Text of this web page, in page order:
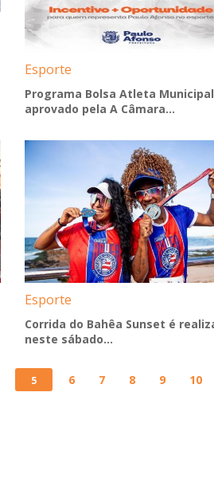
Esporte
Programa Bolsa Atleta Municipal
aprovado pela A Câmara...
Esporte
Corrida do Bahêa Sunset é
neste sábado...
5 6 7 8 9 10